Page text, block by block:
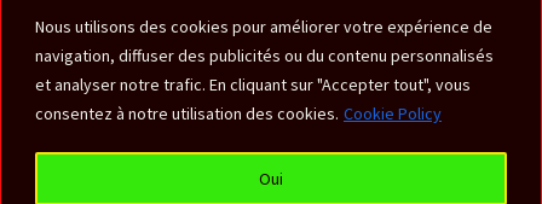
Nous utilisons des cookies pour améliorer votre expérience de
navigation, diffuser des publicités ou du contenu personnalisés
et analyser notre trafic. En cliquant sur "Accepter tout", vous
consentez à notre utilisation des cookies. Cookie Policy
Oui
avril 2024
septembre 2022